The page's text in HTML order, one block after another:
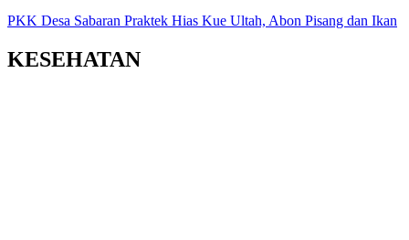
PKK Desa Sabaran Praktek Hias Kue Ultah, Abon Pisang dan Ikan
KESEHATAN